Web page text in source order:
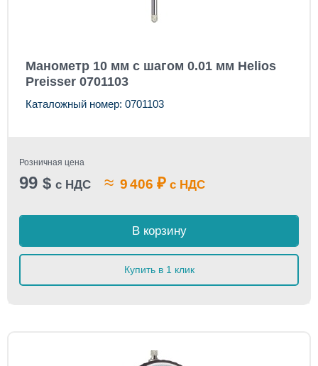
Манометр 10 мм с шагом 0.01 мм Helios
Preisser 0701103
Каталожный номер: 0701103
Розничная цена
99 $ с НДС ≈ 9 406 ₽ с НДС
В корзину
Купить в 1 клик